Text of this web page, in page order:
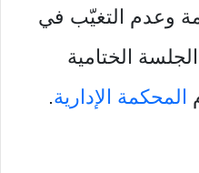
وعدم التغيّب في
الختامية
المحكمة الإدارية.